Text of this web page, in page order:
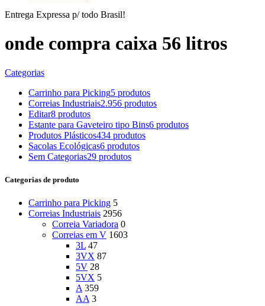
Entrega Expressa p/ todo Brasil!
onde compra caixa 56 litros
Categorias
Carrinho para Picking5 produtos
Correias Industriais2.956 produtos
Editar8 produtos
Estante para Gaveteiro tipo Bins6 produtos
Produtos Plásticos434 produtos
Sacolas Ecológicas6 produtos
Sem Categorias29 produtos
Categorias de produto
Carrinho para Picking 5
Correias Industriais 2956
Correia Variadora 0
Correias em V 1603
3L 47
3VX 87
5V 28
5VX 5
A 359
AA 3